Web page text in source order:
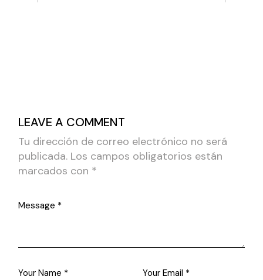
LEAVE A COMMENT
Tu dirección de correo electrónico no será
publicada. Los campos obligatorios están
marcados con *